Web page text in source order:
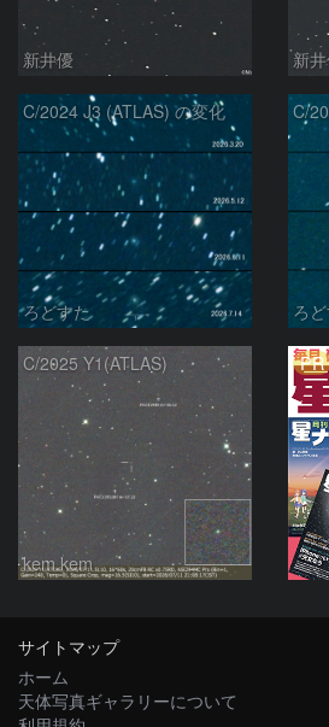
新井優 新
C/2024 J3 (ATLAS) の変化
ろどすた
C/
ろ
C/2025 Y1(ATLAS)
kem.kem
PR
サイトマップ
ホーム
天体写真ギャラリーについて